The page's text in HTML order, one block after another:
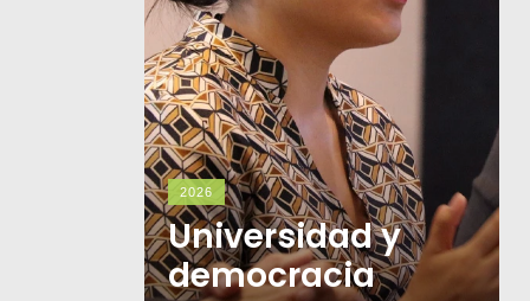
2026
Universidad y
democracia